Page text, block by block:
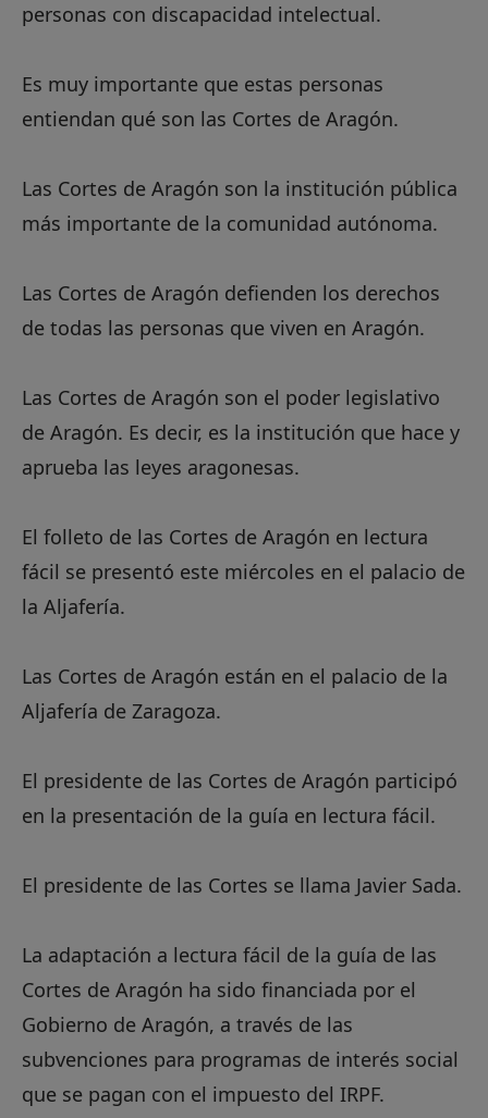
personas con discapacidad intelectual.
Es muy importante que estas personas
entiendan qué son las Cortes de Aragón.
Las Cortes de Aragón son la institución pública
más importante de la comunidad autónoma.
Las Cortes de Aragón defienden los derechos
de todas las personas que viven en Aragón.
Las Cortes de Aragón son el poder legislativo
de Aragón. Es decir, es la institución que hace y
aprueba las leyes aragonesas.
El folleto de las Cortes de Aragón en lectura
fácil se presentó este miércoles en el palacio de
la Aljafería.
Las Cortes de Aragón están en el palacio de la
Aljafería de Zaragoza.
El presidente de las Cortes de Aragón participó
en la presentación de la guía en lectura fácil.
El presidente de las Cortes se llama Javier Sada.
La adaptación a lectura fácil de la guía de las
Cortes de Aragón ha sido financiada por el
Gobierno de Aragón, a través de las
subvenciones para programas de interés social
que se pagan con el impuesto del IRPF.